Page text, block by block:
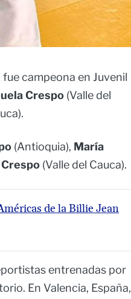
campeona en Juvenil
Crespo (Valle del
(Antioquia), María
Crespo (Valle del Cauca).
de la Billie Jean
entrenadas por
En Valencia, España,